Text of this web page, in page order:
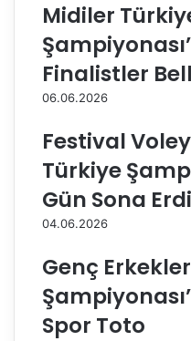
e
ö
r
e
Midiler
Finalistler
06.06.2026
Festival
Türkiye
Gün Sona Erdi
04.06.2026
Genç
Spor Toto